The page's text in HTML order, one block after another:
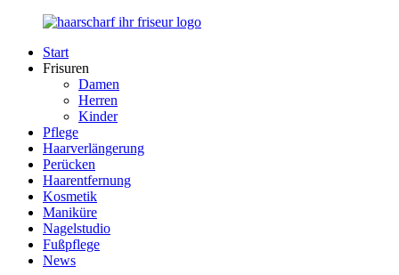
Zurück
Inhalt
Haarscharf
Händen
Start
Frisuren
Damen
Herren
Kinder
Pflege
Haarverlängerung
Perücken
Haarentfernung
Kosmetik
Maniküre
Nagelstudio
Fußpflege
News